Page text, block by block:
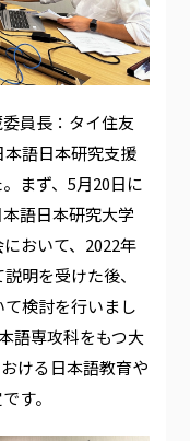
員長：タイ住友
語日本研究支援
まず、5月20日に
語日本研究大学
おいて、2022年
明を受けた後、
検討を行いまし
語専攻科をもつ大
ける日本語教育や
す。